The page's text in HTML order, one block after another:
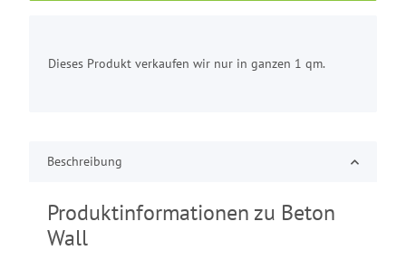
Dieses Produkt verkaufen wir nur in ganzen 1 qm.
Beschreibung
Produktinformationen zu Beton
Wall